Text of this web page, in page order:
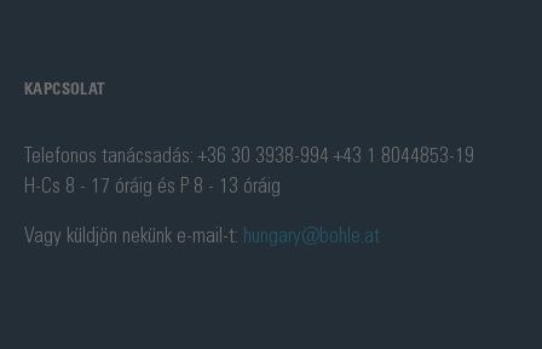
KAPCSOLAT
Telefonos tanácsadás: +36 30 3938-994 +43 1 8044853-19
H-Cs 8 - 17 óráig és P 8 - 13 óráig
Vagy küldjön nekünk e-mail-t: hungary@bohle.at